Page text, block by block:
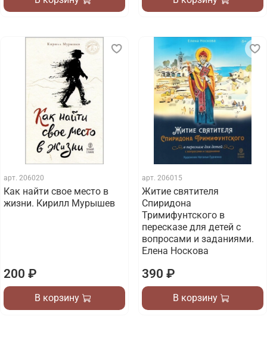
арт. 206020
Как найти свое место в
жизни. Кирилл Мурышев
200 ₽
В корзину
арт. 206015
Житие святителя
Спиридона
Тримифунтского в
пересказе для детей с
вопросами и заданиями.
Елена Носкова
390 ₽
В корзину